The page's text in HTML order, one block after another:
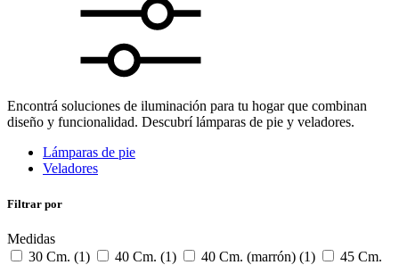
Encontrá soluciones de iluminación para tu hogar que combinan
diseño y funcionalidad. Descubrí lámparas de pie y veladores.
Lámparas de pie
Veladores
Filtrar por
Medidas
30 Cm. (1) 40 Cm. (1) 40 Cm. (marrón) (1)
45 Cm.